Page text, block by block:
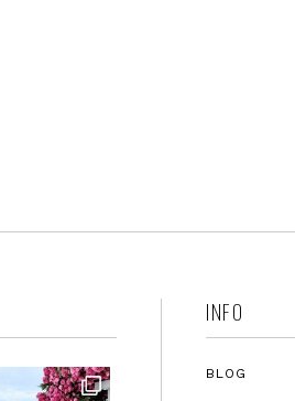
INFO
BLOG